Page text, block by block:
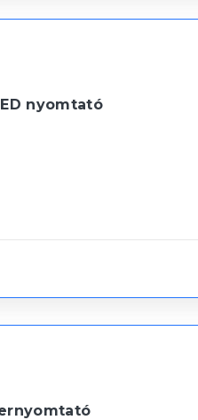
nyomtató